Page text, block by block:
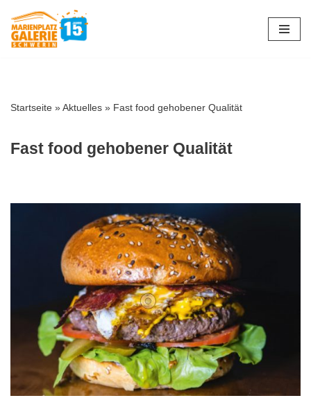
Zum
Startseite »Aktuelles » Fast food gehobener Qualität
Fast food gehobener Qualität